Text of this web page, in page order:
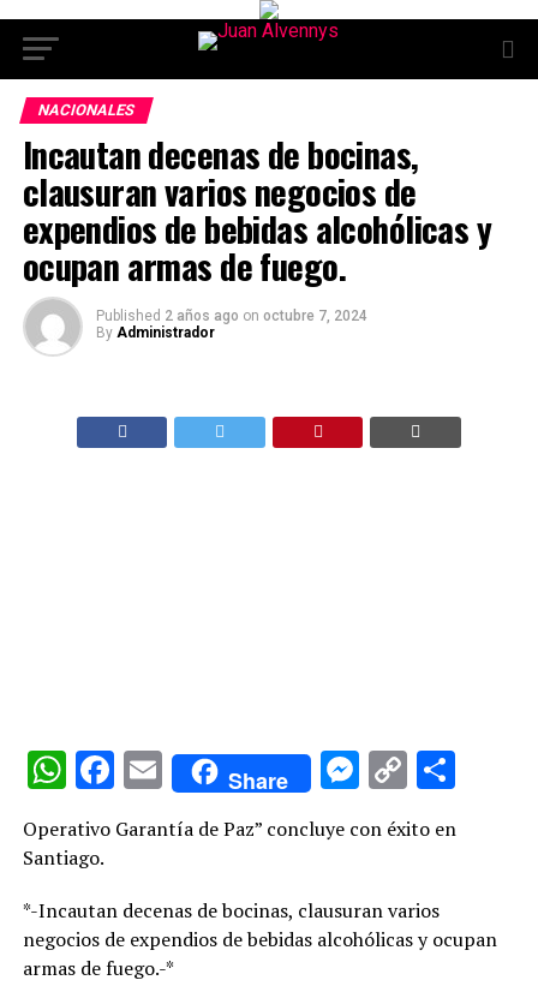
NACIONALES
Incautan decenas de bocinas,
clausuran varios negocios de
expendios de bebidas alcohólicas y
ocupan armas de fuego.
Published 2 años ago on octubre 7, 2024
By Administrador
WhatsApp
Facebook
EmailShare
Copy
Operativo Garantía de Paz” concluye con éxito en
Santiago.
*-Incautan decenas de bocinas, clausuran varios
negocios de expendios de bebidas alcohólicas y ocupan
armas de fuego.-*